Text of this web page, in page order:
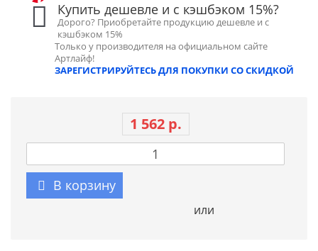
Купить дешевле и с кэшбэком 15%?
Дорого? Приобретайте продукцию дешевле и с
кэшбэком 15%
Только у производителя на официальном сайте
Артлайф!
ЗАРЕГИСТРИРУЙТЕСЬ ДЛЯ ПОКУПКИ СО СКИДКОЙ
1 562 р.
В корзину
или